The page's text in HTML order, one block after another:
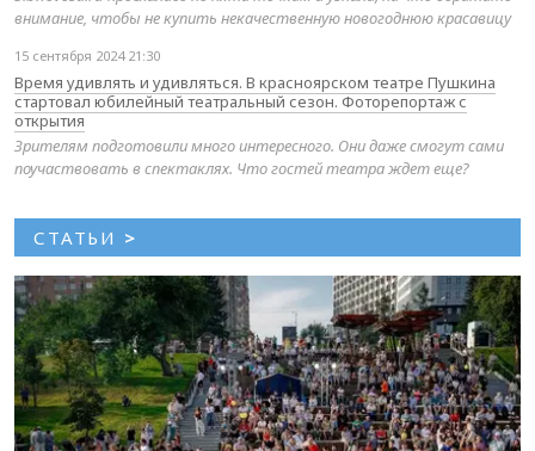
внимание, чтобы не купить некачественную новогоднюю красавицу
15 сентября 2024 21:30
Время удивлять и удивляться. В красноярском театре Пушкина
стартовал юбилейный театральный сезон. Фоторепортаж с
открытия
Зрителям подготовили много интересного. Они даже смогут сами
поучаствовать в спектаклях. Что гостей театра ждет еще?
СТАТЬИ >